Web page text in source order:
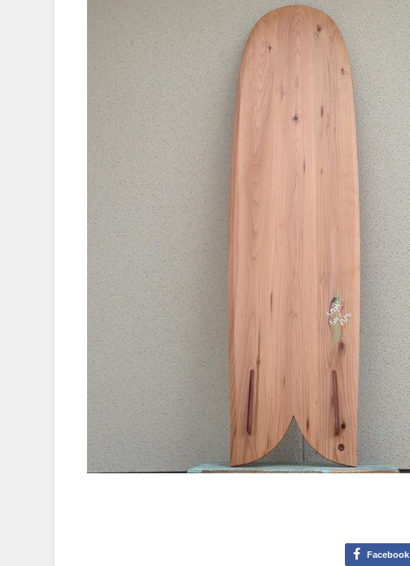
Facebook